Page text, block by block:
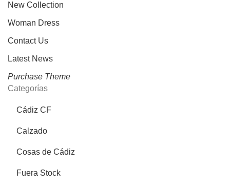
New Collection
Woman Dress
Contact Us
Latest News
Purchase Theme
Categorías
Cádiz CF
Calzado
Cosas de Cádiz
Fuera Stock